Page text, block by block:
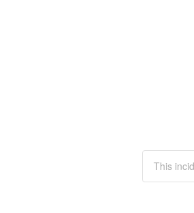
This